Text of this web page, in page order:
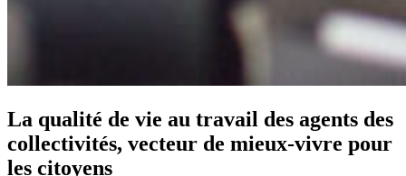
La qualité de vie au travail des agents des
collectivités, vecteur de mieux-vivre pour
les citoyens